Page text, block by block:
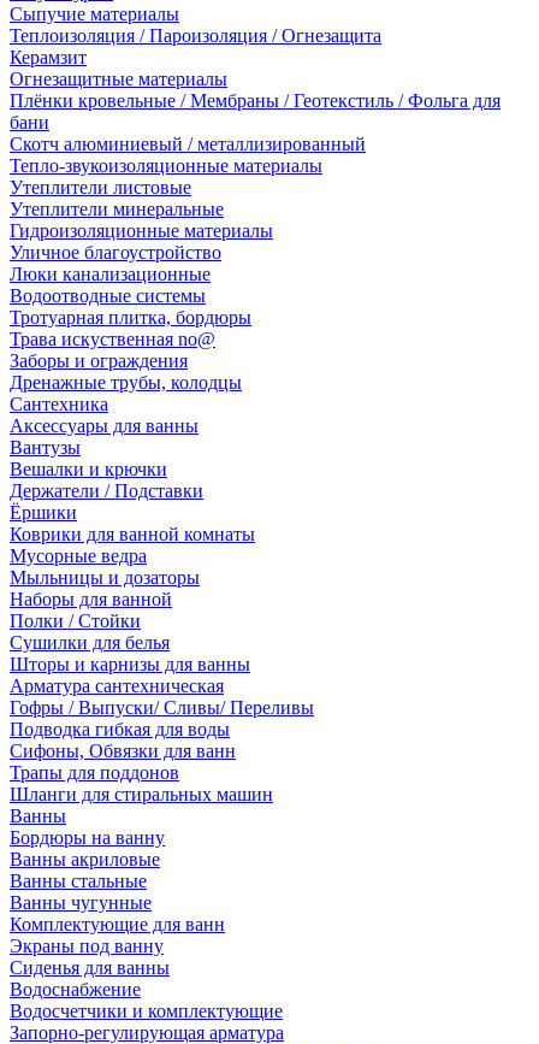
Сыпучие материалы
Теплоизоляция / Пароизоляция / Огнезащита
Керамзит
Огнезащитные материалы
Плёнки кровельные / Мембраны / Геотекстиль / Фольга для
бани
Скотч алюминиевый / металлизированный
Тепло-звукоизоляционные материалы
Утеплители листовые
Утеплители минеральные
Гидроизоляционные материалы
Уличное благоустройство
Люки канализационные
Водоотводные системы
Тротуарная плитка, бордюры
Трава искуственная no@
Заборы и ограждения
Дренажные трубы, колодцы
Сантехника
Аксессуары для ванны
Вантузы
Вешалки и крючки
Держатели / Подставки
Ёршики
Коврики для ванной комнаты
Мусорные ведра
Мыльницы и дозаторы
Наборы для ванной
Полки / Стойки
Сушилки для белья
Шторы и карнизы для ванны
Арматура сантехническая
Гофры / Выпуски/ Сливы/ Переливы
Подводка гибкая для воды
Сифоны, Обвязки для ванн
Трапы для поддонов
Шланги для стиральных машин
Ванны
Бордюры на ванну
Ванны акриловые
Ванны стальные
Ванны чугунные
Комплектующие для ванн
Экраны под ванну
Сиденья для ванны
Водоснабжение
Водосчетчики и комплектующие
Запорно-регулирующая арматура